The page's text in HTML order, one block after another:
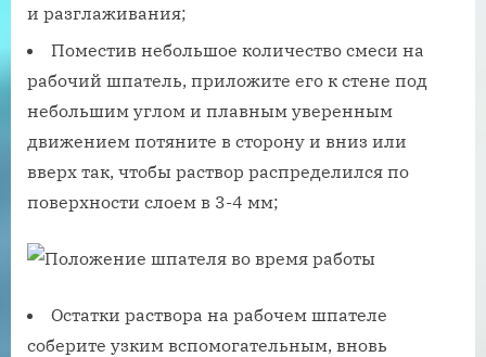
и разглаживания;
Поместив небольшое количество смеси на
рабочий шпатель, приложите его к стене под
небольшим углом и плавным уверенным
движением потяните в сторону и вниз или
вверх так, чтобы раствор распределился по
поверхности слоем в 3-4 мм;
Остатки раствора на рабочем шпателе
соберите узким вспомогательным, вновь